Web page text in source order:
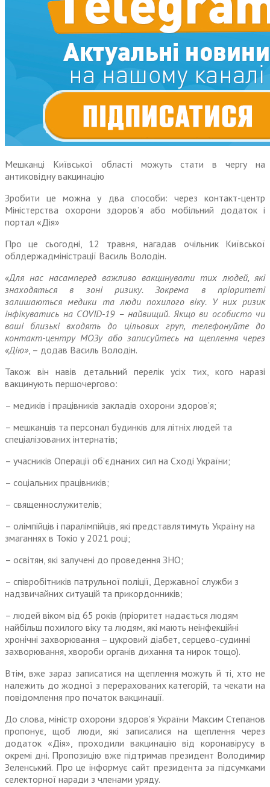
Мешканці Київської області можуть стати в чергу на
антиковідну вакцинацію
Зробити це можна у два способи: через контакт-центр
Міністерства охорони здоров’я або мобільний додаток і
портал «Дія»
Про це сьогодні, 12 травня, нагадав очільник Київської
облдержадміністрації Василь Володін.
«Для нас насамперед важливо вакцинувати тих людей, які
знаходяться в зоні ризику. Зокрема в пріоритеті
залишаються медики та люди похилого віку. У них ризик
інфікуватись на COVID-19 – найвищий. Якщо ви особисто чи
ваші близькі входять до цільових груп, телефонуйте до
контакт-центру МОЗу або записуйтесь на щеплення через
«Дію», – додав Василь Володін.
Також він навів детальний перелік усіх тих, кого наразі
вакцинують першочергово:
– медиків і працівників закладів охорони здоров’я;
– мешканців та персонал будинків для літніх людей та
спеціалізованих інтернатів;
– учасників Операції об’єднаних сил на Сході України;
– соціальних працівників;
– священнослужителів;
– олімпійців і паралімпійців, які представлятимуть Україну на
змаганнях в Токіо у 2021 році;
– освітян, які залучені до проведення ЗНО;
– співробітників патрульної поліції, Державної служби з
надзвичайних ситуацій та прикордонників;
– людей віком від 65 років (пріоритет надається людям
найбільш похилого віку та людям, які мають неінфекційні
хронічні захворювання – цукровий діабет, серцево-судинні
захворювання, хвороби органів дихання та нирок тощо).
Втім, вже зараз записатися на щеплення можуть й ті, хто не
належить до жодної з перерахованих категорій, та чекати на
повідомлення про початок вакцинації.
До слова, міністр охорони здоров’я України Максим Степанов
пропонує, щоб люди, які записалися на щеплення через
додаток «Дія», проходили вакцинацію від коронавірусу в
окремі дні. Пропозицію вже підтримав президент Володимир
Зеленський. Про це інформує сайт президента за підсумками
селекторної наради з членами уряду.